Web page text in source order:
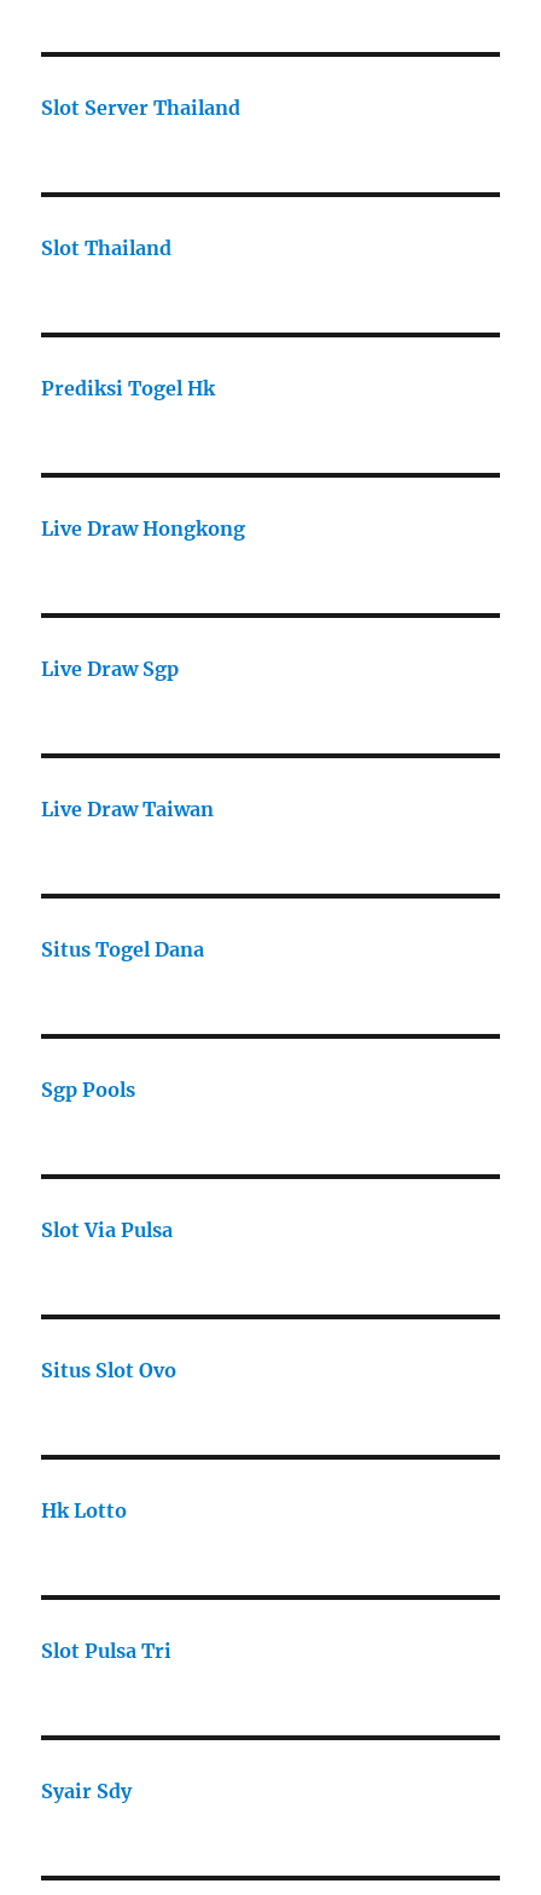
Slot Server Thailand
Slot Thailand
Prediksi Togel Hk
Live Draw Hongkong
Live Draw Sgp
Live Draw Taiwan
Situs Togel Dana
Sgp Pools
Slot Via Pulsa
Situs Slot Ovo
Hk Lotto
Slot Pulsa Tri
Syair Sdy